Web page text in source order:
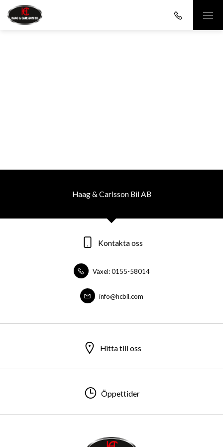
Haag & Carlsson Bil AB
Kontakta oss
Växel: 0155-58014
info@hcbil.com
Hitta till oss
Öppettider